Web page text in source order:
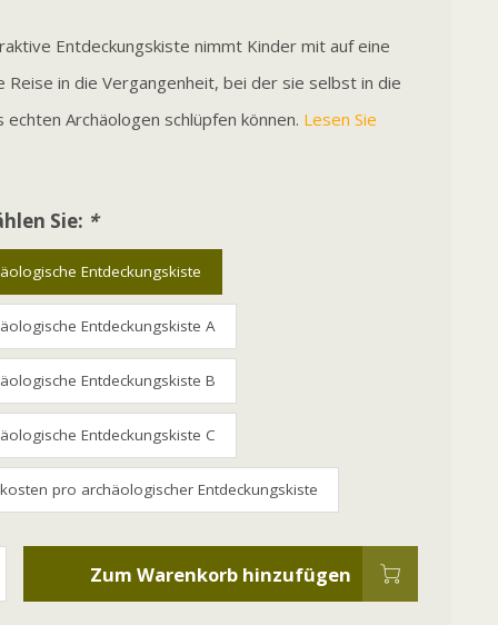
Entdeckungskiste nimmt Kinder mit auf eine
Reise in die Vergangenheit, bei der sie selbst in die
echten Archäologen schlüpfen können. Lesen Sie
Sie: *
Entdeckungskiste
Entdeckungskiste A
Entdeckungskiste B
Entdeckungskiste C
pro archäologischer Entdeckungskiste
Zum Warenkorb hinzufügen